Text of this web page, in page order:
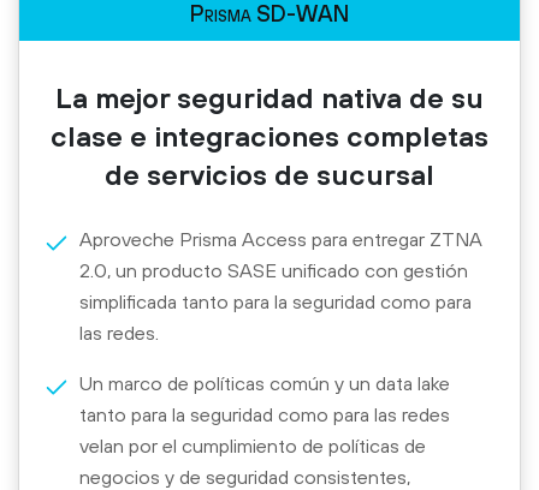
Prisma SD-WAN
La mejor seguridad nativa de su
clase e integraciones completas
de servicios de sucursal
Aproveche Prisma Access para entregar ZTNA
2.0, un producto SASE unificado con gestión
simplificada tanto para la seguridad como para
las redes.
Un marco de políticas común y un data lake
tanto para la seguridad como para las redes
velan por el cumplimiento de políticas de
negocios y de seguridad consistentes,